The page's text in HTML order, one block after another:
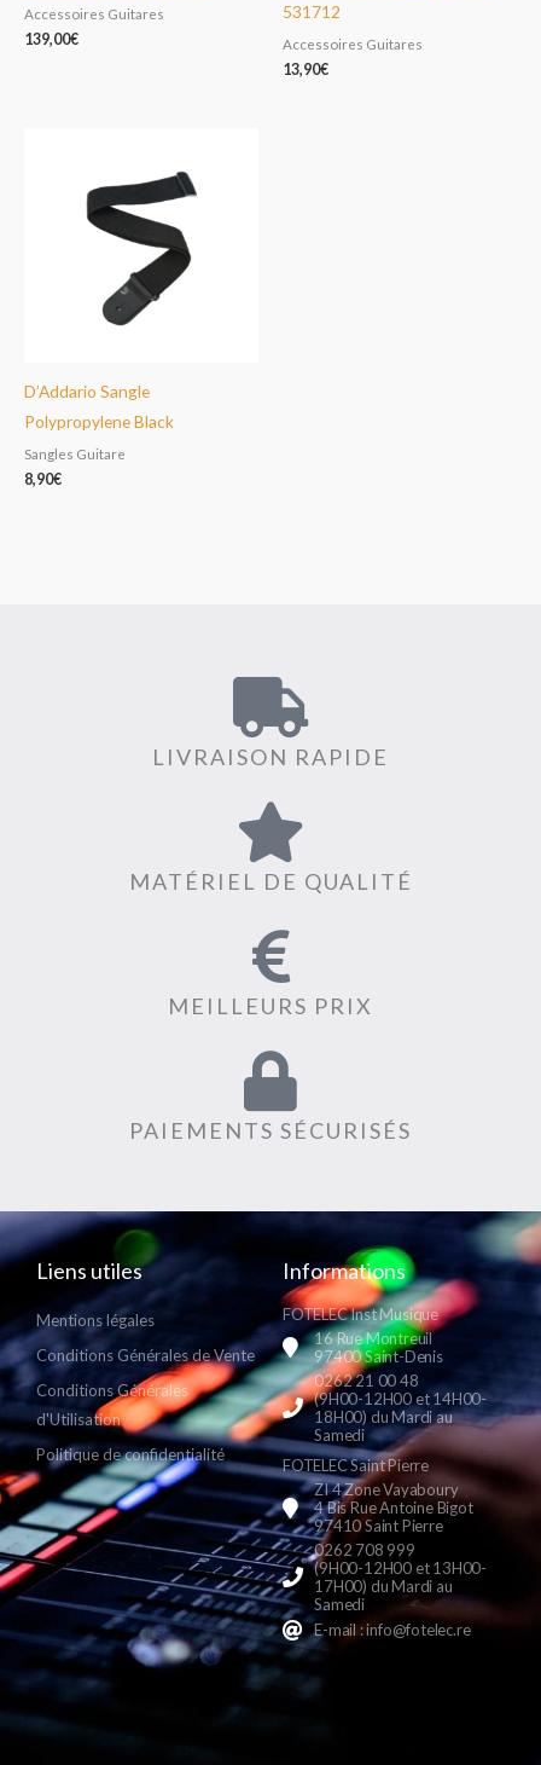
Accessoires Guitares
139,00€
531712
Accessoires Guitares
13,90€
D’Addario Sangle
Polypropylene Black
Sangles Guitare
8,90€
LIVRAISON RAPIDE
MATÉRIEL DE QUALITÉ
MEILLEURS PRIX
PAIEMENTS SÉCURISÉS
Liens utiles
Mentions légales
Conditions Générales de Vente
Conditions Générales
d'Utilisation
Politique de confidentialité
Informations
FOTELEC Inst Musique
16 Rue Montreuil
97400 Saint-Denis
0262 21 00 48
(9H00-12H00 et 14H00-
18H00) du Mardi au
Samedi
FOTELEC Saint Pierre
ZI 4 Zone Vayaboury
4 Bis Rue Antoine Bigot
97410 Saint Pierre
0262 708 999
(9H00-12H00 et 13H00-
17H00) du Mardi au
Samedi
E-mail : info@fotelec.re